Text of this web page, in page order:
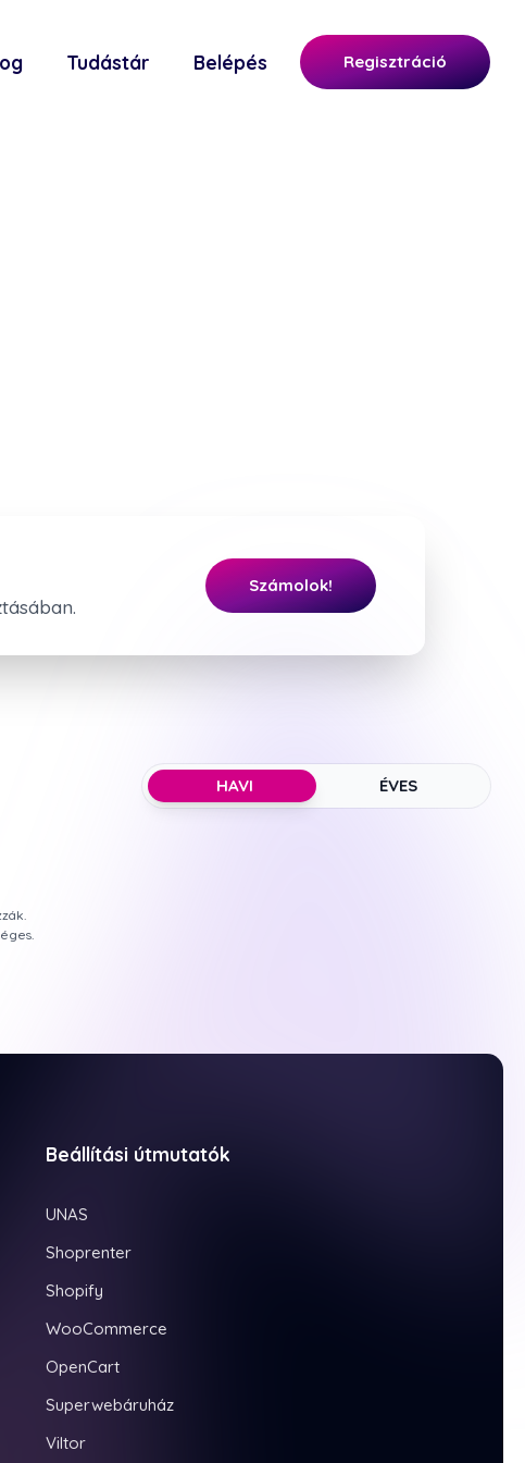
Tudástár Belépés Regisztráció
Számolok!
HAVI
ÉVES
Beállítási útmutatók
UNAS
Shoprenter
Shopify
WooCommerce
OpenCart
Superwebáruház
Viltor